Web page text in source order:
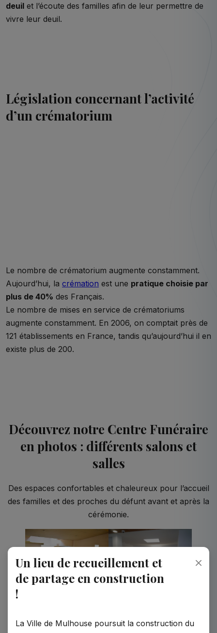
Un lieu de recueillement et
de partage en construction
!
La Ville de Mulhouse poursuit la construction du
deuil et l’écoute des familles afin de leur permettre de
vivre leur deuil.
Législation concernant l’activité
d’un crématorium
Le nombre de crématorium augmente constamment.
Aujourd’hui, la crémation est une pratique choisie par
plus de 40% des Français.
Le nombre de mises en service de crématoriums
augmente constamment. En 2006, on comptait près de
121 établissements en France, tandis qu’aujourd’hui il en
existe plus de 200.
Découvrez notre Centre Funéraire
en photos : différents salons et
salles
Des espaces confortables et chaleureux pour l’accueil
des familles et des proches du défunt avant et après la
cérémonie.